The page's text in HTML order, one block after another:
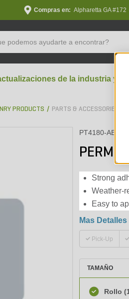
Compras en: Alpharetta GA #172
de la industria y
PRODUCTS PARTS & ACCESSORIES
PT4180-ABS
Strong
Weather-
Easy to
Mas Detalles
Pick-Up
TAMAÑO
Rollo